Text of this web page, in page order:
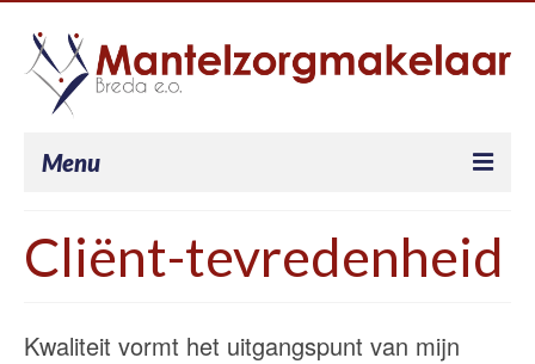
Menu
Wat doet een mantelzorgermakelaar voor u?
krijgt u mogelijk vergoed?
Cliënt-tevredenheid
Kwaliteit vormt het uitgangspunt van mijn